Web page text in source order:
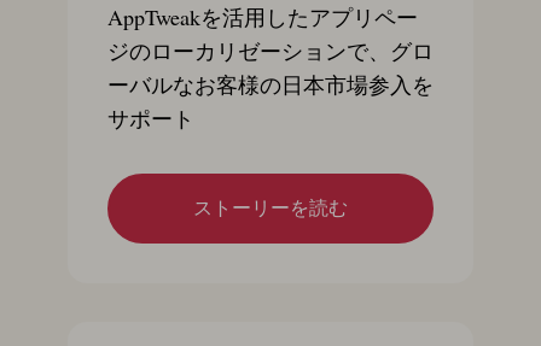
AppTweakを活用したアプリペー
ジのローカリゼーションで、グロ
ーバルなお客様の日本市場参入を
サポート
ストーリーを読む